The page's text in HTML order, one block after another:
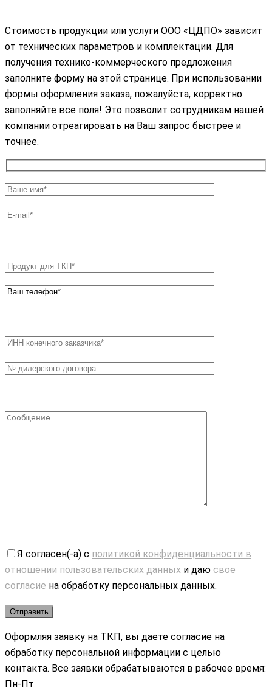
Стоимость продукции или услуги ООО «ЦДПО» зависит
от технических параметров и комплектации. Для
получения технико-коммерческого предложения
заполните форму на этой странице. При использовании
формы оформления заказа, пожалуйста, корректно
заполняйте все поля! Это позволит сотрудникам нашей
компании отреагировать на Ваш запрос быстрее и
точнее.
Я согласен(-а) с политикой конфиденциальности в
отношении пользовательских данных и даю свое
согласие на обработку персональных данных.
Оформляя заявку на ТКП, вы даете согласие на
обработку персональной информации с целью
контакта. Все заявки обрабатываются в рабочее время:
Пн-Пт.